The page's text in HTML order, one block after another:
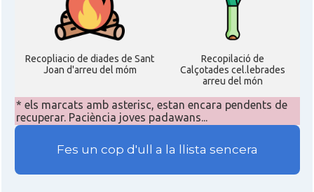
Recopliacio de diades de Sant
Joan d'arreu del móm
Recopilació de
Calçotades cel.lebrades
arreu del món
* els marcats amb asterisc, estan encara pendents de
recuperar. Paciència joves padawans...
Fes un cop d'ull a la llista sencera